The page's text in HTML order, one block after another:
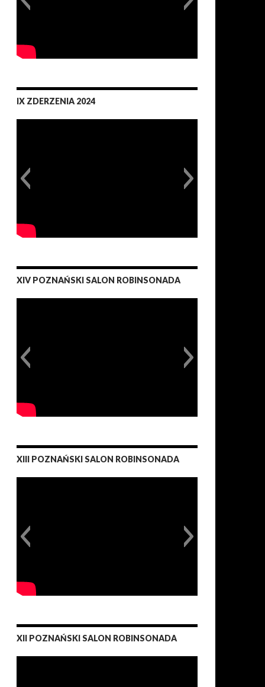
IX ZDERZENIA 2024
XIV POZNAŃSKI SALON ROBINSONADA
XIII POZNAŃSKI SALON ROBINSONADA
XII POZNAŃSKI SALON ROBINSONADA